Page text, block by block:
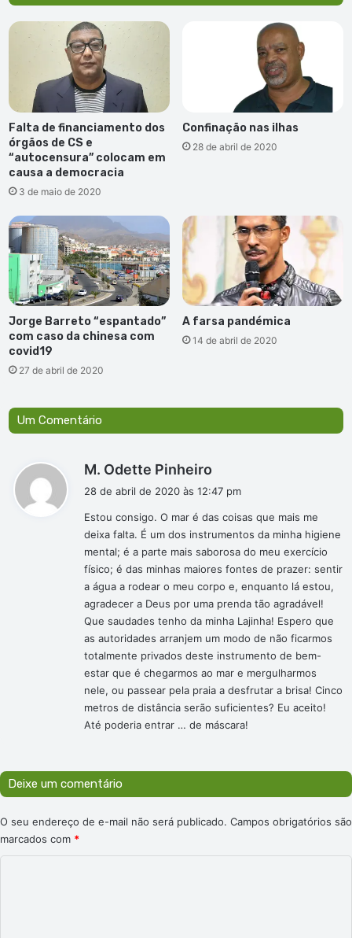
Falta de financiamento dos
órgãos de CS e
“autocensura” colocam em
causa a democracia
3 de maio de 2020
Confinação nas ilhas
28 de abril de 2020
Jorge Barreto “espantado”
com caso da chinesa com
covid19
27 de abril de 2020
A farsa pandémica
14 de abril de 2020
Um Comentário
M. Odette Pinheiro
s
e
:
28 de abril de 2020 às 12:47 pm
Estou consigo. O mar é das coisas que mais me
deixa falta. É um dos instrumentos da minha higiene
mental; é a parte mais saborosa do meu exercício
físico; é das minhas maiores fontes de prazer: sentir
a água a rodear o meu corpo e, enquanto lá estou,
agradecer a Deus por uma prenda tão agradável!
Que saudades tenho da minha Lajinha! Espero que
as autoridades arranjem um modo de não ficarmos
totalmente privados deste instrumento de bem-
estar que é chegarmos ao mar e mergulharmos
nele, ou passear pela praia a desfrutar a brisa! Cinco
metros de distância serão suficientes? Eu aceito!
Até poderia entrar … de máscara!
Deixe um comentário
O seu endereço de e-mail não será publicado. Campos obrigatórios são
marcados com *